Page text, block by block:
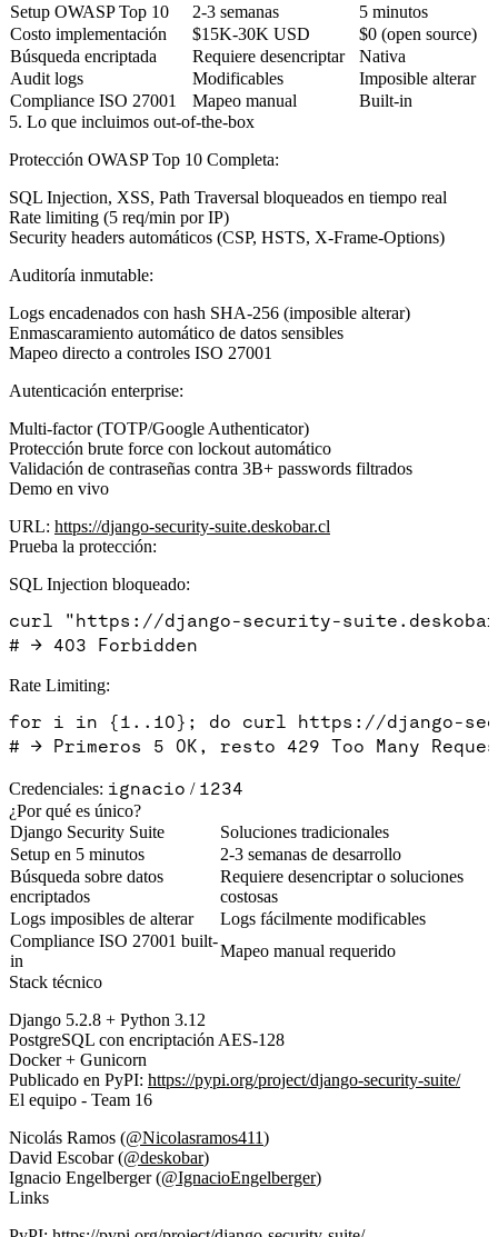
Setup OWASP Top 10
2-3 semanas
5 minutos
Costo implementación
$15K-30K USD
$0 (open source)
Búsqueda encriptada
Requiere desencriptar
Nativa
Audit logs
Modificables
Imposible alterar
Compliance ISO 27001
Mapeo manual
Built-in
5. Lo que incluimos out-of-the-box
Protección OWASP Top 10 Completa:
SQL Injection, XSS, Path Traversal bloqueados en tiempo real
Rate limiting (5 req/min por IP)
Security headers automáticos (CSP, HSTS, X-Frame-Options)
Auditoría inmutable:
Logs encadenados con hash SHA-256 (imposible alterar)
Enmascaramiento automático de datos sensibles
Mapeo directo a controles ISO 27001
Autenticación enterprise:
Multi-factor (TOTP/Google Authenticator)
Protección brute force con lockout automático
Validación de contraseñas contra 3B+ passwords filtrados
Demo en vivo
URL: https://django-security-suite.deskobar.cl
Prueba la protección:
SQL Injection bloqueado:
curl "https://django-security-
Rate Limiting:
for i in {1..10}; do curl https://django-
Credenciales: ignacio / 1234
¿Por qué es único?
Django Security Suite
Soluciones tradicionales
Setup en 5 minutos
2-3 semanas de desarrollo
Búsqueda sobre datos
encriptados
Requiere desencriptar o soluciones
costosas
Logs imposibles de alterar
Logs fácilmente modificables
Compliance ISO 27001 built-
in
Mapeo manual requerido
Stack técnico
Django 5.2.8 + Python 3.12
PostgreSQL con encriptación AES-128
Docker + Gunicorn
Publicado en PyPI: https://pypi.org/project/django-security-suite/
El equipo - Team 16
Nicolás Ramos (@Nicolasramos411)
David Escobar(@deskobar)
Ignacio Engelberger(@IgnacioEngelberger)
Links